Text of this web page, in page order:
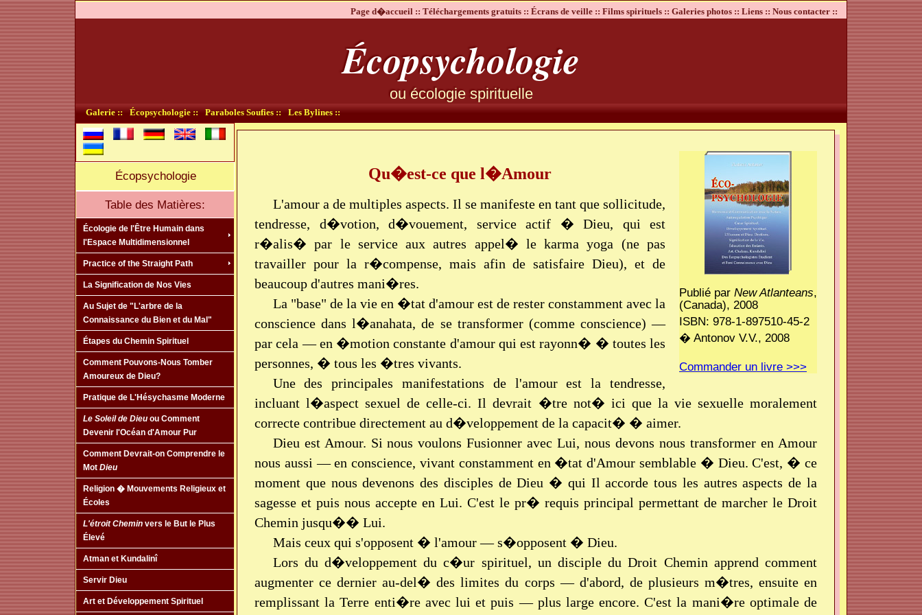
Page d�accueil :: Téléchargements gratuits :: Écrans de veille :: Films spirituels :: Galeries photos :: Liens :: Nous contacter ::
Écopsychologie
ou écologie spirituelle
Galerie :: Écopsychologie :: Paraboles Soufies :: Les Bylines ::
Écopsychologie
Table des Matières:
Écologie de l'Être Humain dans
l'Espace Multidimensionnel
Practice of the Straight Path
La Signification de Nos Vies
Au Sujet de "L'arbre de la
Connaissance du Bien et du Mal"
Étapes du Chemin Spirituel
Comment Pouvons-Nous Tomber
Amoureux de Dieu?
Pratique de L'Hésychasme Moderne
Le Soleil de Dieu ou Comment
Devenir l'Océan d'Amour Pur
Comment Devrait-on Comprendre le
Mot Dieu
Religion � Mouvements Religieux et
Écoles
L'étroit Chemin vers le But le Plus
Élevé
Atman et Kundalinî
Servir Dieu
Art et Développement Spirituel
Publié par New Atlanteans,
(Canada), 2008
ISBN: 978-1-897510-45-2
� Antonov V.V., 2008
Commander un livre >>>
Qu�est-ce que l�Amour
L'amour a de multiples aspects. Il se manifeste en tant que sollicitude,
tendresse, d�votion, d�vouement, service actif � Dieu, qui est
r�alis� par le service aux autres appel� le karma yoga (ne pas
travailler pour la r�compense, mais afin de satisfaire Dieu), et de
beaucoup d'autres mani�res.
La "base" de la vie en �tat d'amour est de rester constamment avec la
conscience dans l�anahata, de se transformer (comme conscience) —
par cela — en �motion constante d'amour qui est rayonn� � toutes les
personnes, � tous les �tres vivants.
Une des principales manifestations de l'amour est la tendresse,
incluant l�aspect sexuel de celle-ci. Il devrait �tre not� ici que la vie sexuelle moralement
correcte contribue directement au d�veloppement de la capacit� � aimer.
Dieu est Amour. Si nous voulons Fusionner avec Lui, nous devons nous transformer en Amour
nous aussi — en conscience, vivant constamment en �tat d'Amour semblable � Dieu. C'est, � ce
moment que nous devenons des disciples de Dieu � qui Il accorde tous les autres aspects de la
sagesse et puis nous accepte en Lui. C'est le pr� requis principal permettant de marcher le Droit
Chemin jusqu�� Lui.
Mais ceux qui s'opposent � l'amour — s�opposent � Dieu.
Lors du d�veloppement du c�ur spirituel, un disciple du Droit Chemin apprend comment
augmenter ce dernier au-del� des limites du corps — d'abord, de plusieurs m�tres, ensuite en
remplissant la Terre enti�re avec lui et puis — plus large encore. C'est la mani�re optimale de